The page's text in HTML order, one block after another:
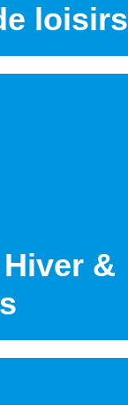
loisirs
&